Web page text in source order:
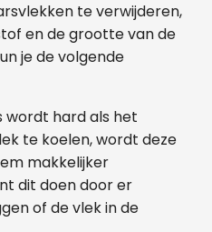
te verwijderen,
en de grootte van de
je de volgende
wordt hard als het
te koelen, wordt deze
makkelijker
dit doen door er
of de vlek in de